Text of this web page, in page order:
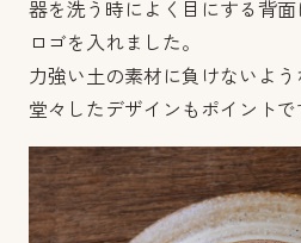
器を洗う時によく目にする背
ロゴを入れました。
力強い土の素材に負けないよう
堂々したデザインもポイントで